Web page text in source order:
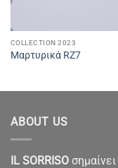
COLLECTION 2023
Μαρτυρικά RZ7
ABOUT US
IL SORRISO σημαίνει